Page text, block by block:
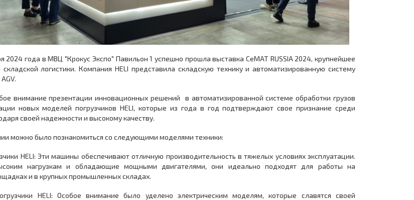
2024 года в МВЦ "Крокус Экспо" Павильон 1 успешно прошла выставка CeMAT RUSSIA 2024, крупнейшее
логистики. Компания HELI представила складскую технику и автоматизированную систему
внимание презентации инновационных решений в автоматизированной системе обработки грузов
новых моделей погрузчиков HELI, которые из года в год подтверждают свое признание среди
своей надежности и высокому качеству.
можно было познакомиться со следующими моделями техники:
HELI: Эти машины обеспечивают отличную производительность в тяжелых условиях эксплуатации.
нагрузкам и обладающие мощными двигателями, они идеально подходят для работы на
и в крупных промышленных складах.
HELI: Особое внимание было уделено электрическим моделям, которые славятся своей